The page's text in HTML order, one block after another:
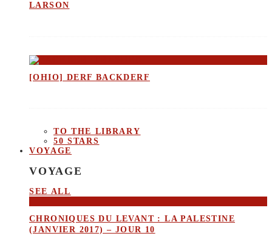
LARSON
[OHIO] DERF BACKDERF
TO THE LIBRARY
50 STARS
VOYAGE
VOYAGE
SEE ALL
CHRONIQUES DU LEVANT : LA PALESTINE
(JANVIER 2017) – JOUR 10